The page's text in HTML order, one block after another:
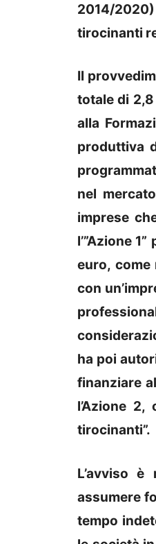
2014/
tirocinanti
Il
totale di 2,8
alla
produttiva
nel
imprese
l’”Azione
euro,
con
ha poi
finanziare
l’Azione
tirocinanti”.
L’avviso
assumere
tempo